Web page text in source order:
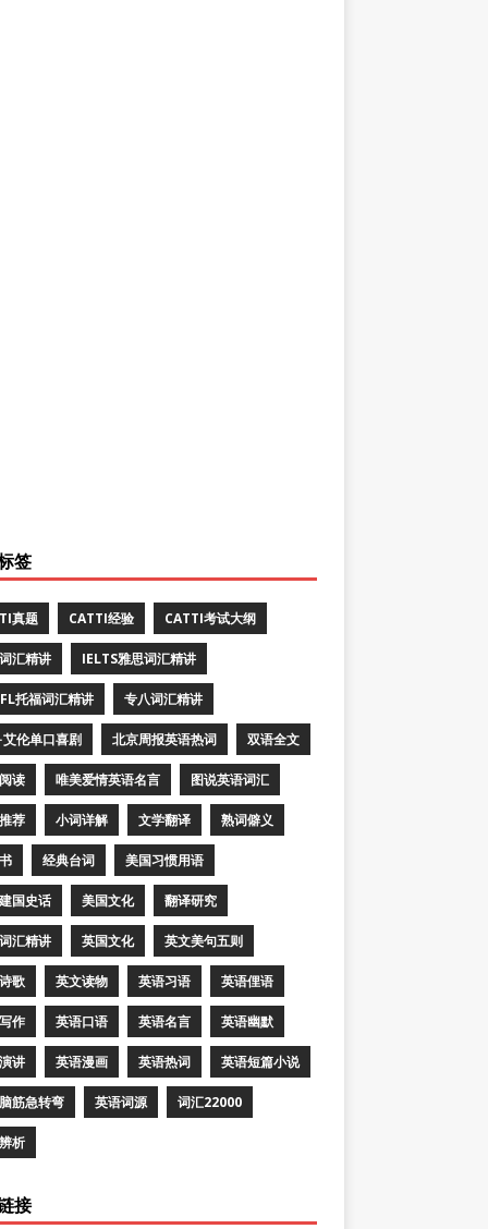
签
真题 CATTI经验 CATTI考试大纲
汇精讲 IELTS雅思词汇精讲
托福词汇精讲 专八词汇精讲
艾伦单口喜剧 北京周报英语热词 双语全文
读 唯美爱情英语名言 图说英语词汇
荐 小词详解 文学翻译 熟词僻义
经典台词 美国习惯用语
国史话 美国文化 翻译研究
汇精讲 英国文化 英文美句五则
歌 英文读物 英语习语 英语俚语
作 英语口语 英语名言 英语幽默
讲 英语漫画 英语热词 英语短篇小说
筋急转弯 英语词源 词汇22000
析
接